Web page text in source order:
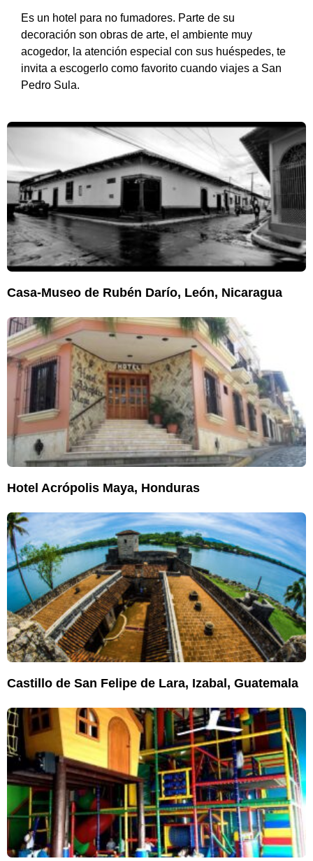
Es un hotel para no fumadores. Parte de su
decoración son obras de arte, el ambiente muy
acogedor, la atención especial con sus huéspedes, te
invita a escogerlo como favorito cuando viajes a San
Pedro Sula.
Casa-Museo de Rubén Darío, León, Nicaragua
Hotel Acrópolis Maya, Honduras
Castillo de San Felipe de Lara, Izabal, Guatemala